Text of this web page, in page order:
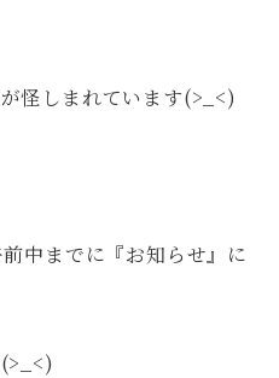
怪しまれています(>_<)
中までに『お知らせ』に